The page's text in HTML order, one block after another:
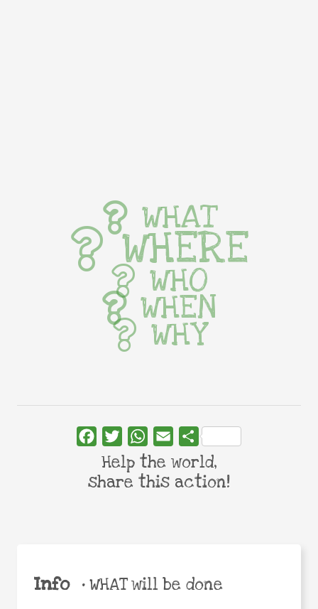
Info •WHAT will be done
WHAT
WHERE
WHO
WHEN
WHY
FacebookTwitterWhatsApp
Email Share
Help the world,
share this action!